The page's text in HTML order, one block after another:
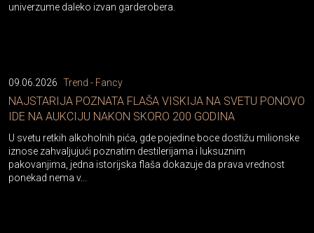
univerzume daleko izvan garderobera.
09.06.2026 Trend - Fancy
NAJSTARIJA POZNATA FLAŠA VISKIJA NA SVETU PONOVO
IDE NA AUKCIJU NAKON SKORO 200 GODINA
U svetu retkih alkoholnih pića, gde pojedine boce dostižu milionske
iznose zahvaljujući poznatim destilerijama i luksuznim
pakovanjima, jedna istorijska flaša dokazuje da prava vrednost
ponekad nema v...